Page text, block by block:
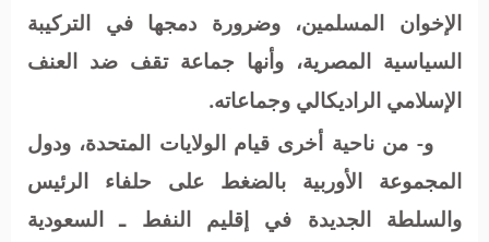
الإخوان المسلمين، وضرورة دمجها في التركيبة
السياسية المصرية، وأنها جماعة تقف ضد العنف
الإسلامي الراديكالي وجماعاته.
و- من ناحية أخرى قيام الولايات المتحدة، ودول
المجموعة الأوربية بالضغط على حلفاء الرئيس
والسلطة الجديدة في إقليم النفط ـ السعودية